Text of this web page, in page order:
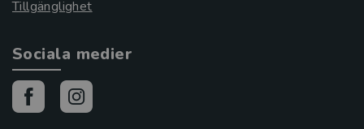
Tillgänglighet
Sociala medier